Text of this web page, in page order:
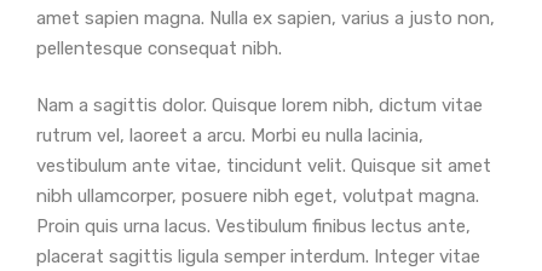
amet sapien magna. Nulla ex sapien, varius a justo non,
pellentesque consequat nibh.
Nam a sagittis dolor. Quisque lorem nibh, dictum vitae
rutrum vel, laoreet a arcu. Morbi eu nulla lacinia,
vestibulum ante vitae, tincidunt velit. Quisque sit amet
nibh ullamcorper, posuere nibh eget, volutpat magna.
Proin quis urna lacus. Vestibulum finibus lectus ante,
placerat sagittis ligula semper interdum. Integer vitae